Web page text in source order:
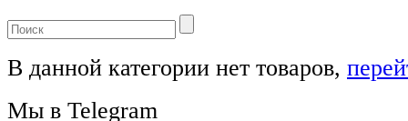
В данной категории нет товаров,
Мы в Telegram